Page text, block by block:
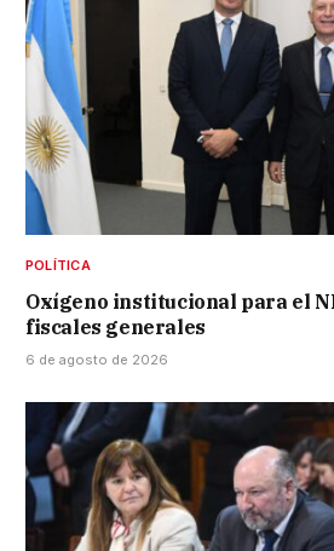
POLÍTICA
Oxígeno institucional para el
fiscales generales
6 de agosto de 2026